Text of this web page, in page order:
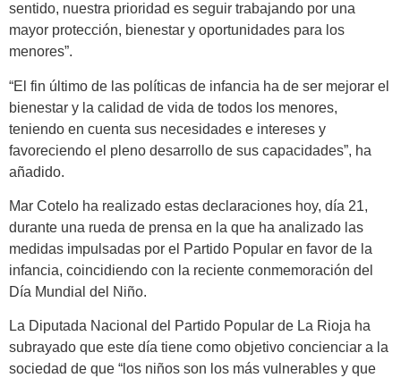
sentido, nuestra prioridad es seguir trabajando por una
mayor protección, bienestar y oportunidades para los
menores”.
“El fin último de las políticas de infancia ha de ser mejorar el
bienestar y la calidad de vida de todos los menores,
teniendo en cuenta sus necesidades e intereses y
favoreciendo el pleno desarrollo de sus capacidades”, ha
añadido.
Mar Cotelo ha realizado estas declaraciones hoy, día 21,
durante una rueda de prensa en la que ha analizado las
medidas impulsadas por el Partido Popular en favor de la
infancia, coincidiendo con la reciente conmemoración del
Día Mundial del Niño.
La Diputada Nacional del Partido Popular de La Rioja ha
subrayado que este día tiene como objetivo concienciar a la
sociedad de que “los niños son los más vulnerables y que